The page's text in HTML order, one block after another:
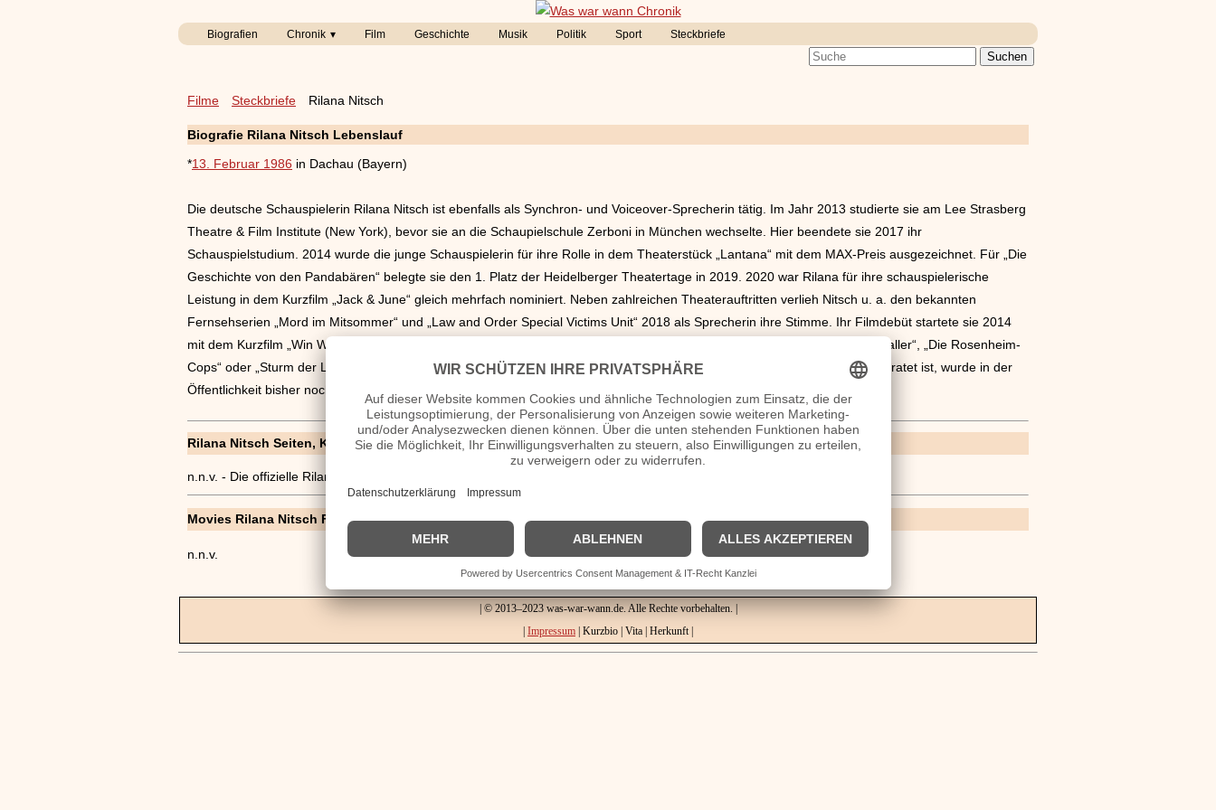
Biografien Chronik Film Geschichte Musik Politik Sport Steckbriefe
Filme Steckbriefe Rilana Nitsch
Biografie Rilana Nitsch Lebenslauf
*13. Februar 1986 in Dachau (Bayern)
Die deutsche Schauspielerin Rilana Nitsch ist ebenfalls als Synchron- und Voiceover-Sprecherin tätig. Im Jahr 2013 studierte sie am Lee Strasberg
Theatre & Film Institute (New York), bevor sie an die Schaupielschule Zerboni in München wechselte. Hier beendete sie 2017 ihr
Schauspielstudium. 2014 wurde die junge Schauspielerin für ihre Rolle in dem Theaterstück „Lantana“ mit dem MAX-Preis ausgezeichnet. Für „Die
Geschichte von den Pandabären“ belegte sie den 1. Platz der Heidelberger Theatertage in 2019. 2020 war Rilana für ihre schauspielerische
Leistung in dem Kurzfilm „Jack & June“ gleich mehrfach nominiert. Neben zahlreichen Theaterauftritten verlieh Nitsch u. a. den bekannten
Fernsehserien „Mord im Mitsommer“ und „Law and Order Special Victims Unit“ 2018 als Sprecherin ihre Stimme. Ihr Filmdebüt startete sie 2014
mit dem Kurzfilm „Win Win“. Seit 2015 wurde die blonde Schauspielerin in diversen beliebten TV-Serien wie „Hubert und Staller“, „Die Rosenheim-
Cops“ oder „Sturm der Liebe“ ausgestrahlt. Über ihr Privatleben ist nur wenig bekannt. Ob sie bereits Kinder hat und verheiratet ist, wurde in der
Öffentlichkeit bisher noch nicht preisgegeben.
Rilana Nitsch Seiten, Kurzbio, Familie, verheiratet, Herkunft etc.
n.n.v. - Die offizielle Rilana Nitsch Homepage / Facebook / X / Instagram Seite
Movies Rilana Nitsch Filme
n.n.v.
| © 2013–2023 was-war-wann.de. Alle Rechte vorbehalten. |
| Impressum | Kurzbio | Vita | Herkunft |